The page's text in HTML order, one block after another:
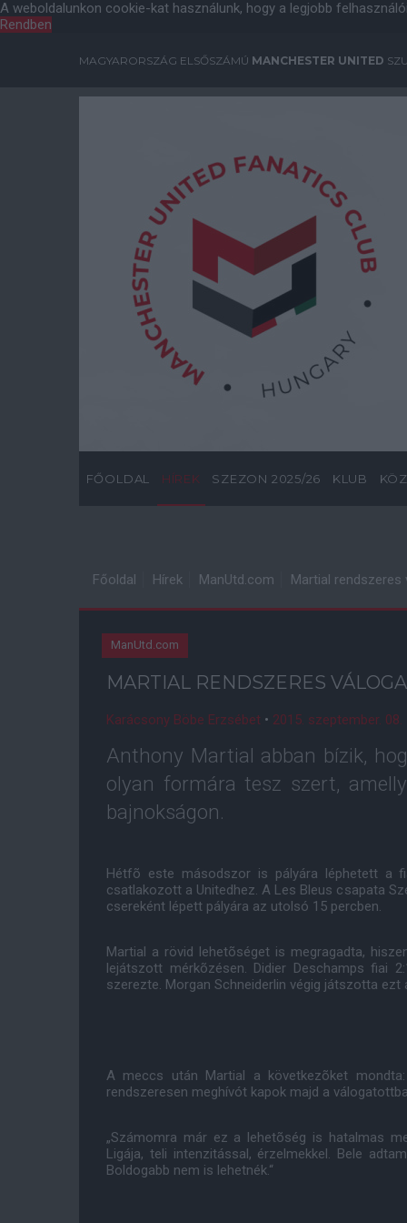
A weboldalunkon cookie-kat használunk, hogy a legjobb
Rendben
MAGYARORSZÁG ELSŐSZÁMÚ MANCHESTER UNITED
FŐOLDAL HÍREK SZEZON 2025/26 KLUB
Főoldal Hírek ManUtd.com Martial
ManUtd.com
MARTIAL RENDSZERES
Karácsony Böbe Erzsébet • 2015. szeptember. 08.
Anthony Martial abban bízik,
olyan formára tesz szert,
bajnokságon.
Hétfõ este másodszor is pályára léphetett a
csatlakozott a Unitedhez. A Les Bleus csapata
csereként lépett pályára az utolsó 15 percben.
Martial a rövid lehetõséget is megragadta,
lejátszott mérkõzésen. Didier Deschamps fiai
szerezte. Morgan Schneiderlin végig játszotta ezt
A meccs után Martial a következõket
rendszeresen meghívót kapok majd a
„Számomra már ez a lehetõség is hatalmas
Ligája, teli intenzitással, érzelmekkel. Bele
Boldogabb nem is lehetnék.“